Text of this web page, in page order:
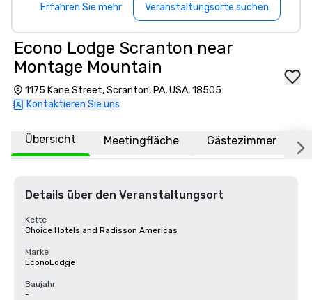
Erfahren Sie mehr Veranstaltungsorte suchen
Econo Lodge Scranton near
Montage Mountain
1175 Kane Street, Scranton, PA, USA, 18505
Kontaktieren Sie uns
Übersicht Meetingfläche Gästezimmer
Details über den Veranstaltungsort
Kette
Choice Hotels and Radisson Americas
Marke
EconoLodge
Baujahr
-